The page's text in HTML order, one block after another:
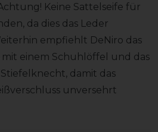
Keine Sattelseife für
da dies das Leder
empfiehlt DeNiro das
mit einem Schuhlöffel und das
damit das
unversehrt